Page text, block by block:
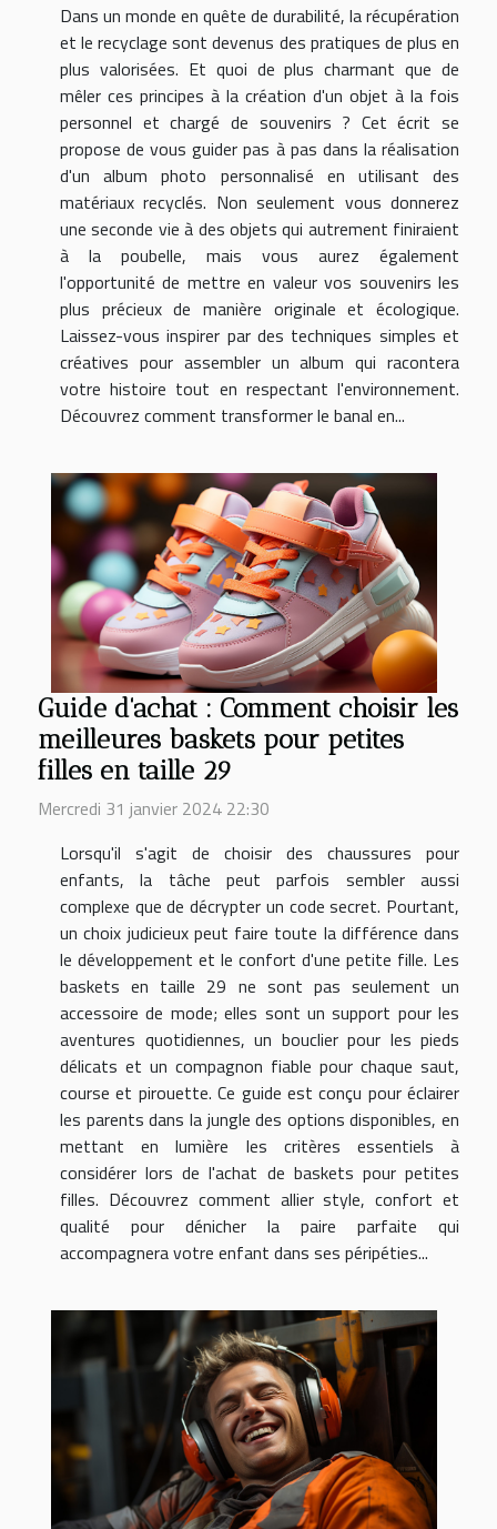
Dans un monde en quête de durabilité, la récupération
et le recyclage sont devenus des pratiques de plus en
plus valorisées. Et quoi de plus charmant que de
mêler ces principes à la création d'un objet à la fois
personnel et chargé de souvenirs ? Cet écrit se
propose de vous guider pas à pas dans la réalisation
d'un album photo personnalisé en utilisant des
matériaux recyclés. Non seulement vous donnerez
une seconde vie à des objets qui autrement finiraient
à la poubelle, mais vous aurez également
l'opportunité de mettre en valeur vos souvenirs les
plus précieux de manière originale et écologique.
Laissez-vous inspirer par des techniques simples et
créatives pour assembler un album qui racontera
votre histoire tout en respectant l'environnement.
Découvrez comment transformer le banal en...
Guide d'achat : Comment choisir les
meilleures baskets pour petites
filles en taille 29
Mercredi 31 janvier 2024 22:30
Lorsqu'il s'agit de choisir des chaussures pour
enfants, la tâche peut parfois sembler aussi
complexe que de décrypter un code secret. Pourtant,
un choix judicieux peut faire toute la différence dans
le développement et le confort d'une petite fille. Les
baskets en taille 29 ne sont pas seulement un
accessoire de mode; elles sont un support pour les
aventures quotidiennes, un bouclier pour les pieds
délicats et un compagnon fiable pour chaque saut,
course et pirouette. Ce guide est conçu pour éclairer
les parents dans la jungle des options disponibles, en
mettant en lumière les critères essentiels à
considérer lors de l'achat de baskets pour petites
filles. Découvrez comment allier style, confort et
qualité pour dénicher la paire parfaite qui
accompagnera votre enfant dans ses péripéties...